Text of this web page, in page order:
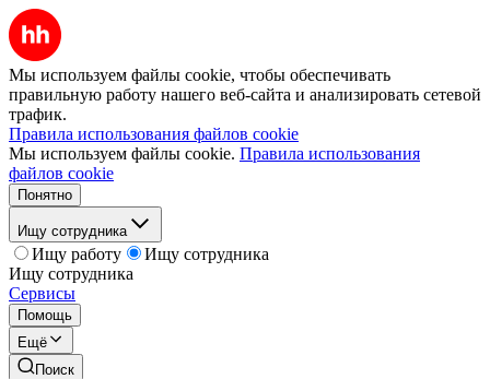
Мы используем файлы cookie, чтобы обеспечивать
правильную работу нашего веб-сайта и анализировать сетевой
трафик.
Правила использования файлов cookie
Мы используем файлы cookie. Правила использования
файлов cookie
Понятно
Ищу сотрудника
Ищу работу
Ищу сотрудника
Ищу сотрудника
Сервисы
Помощь
Ещё
Поиск